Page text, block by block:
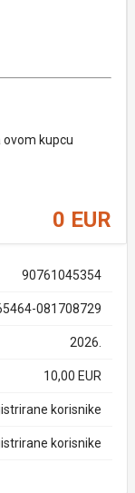
kupcu
0 EUR
90761045354
081708729
2026.
10,00 EUR
korisnike
korisnike